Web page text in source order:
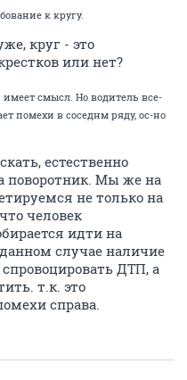
к кругу.
круг - это
или нет?
смысл. Но водитель все-
помехи в соседнм ряду, ос-но
естественно
поворотник. Мы же на
не только на
человек
идти на
случае наличие
ДТП, а
т.к. это
справа.